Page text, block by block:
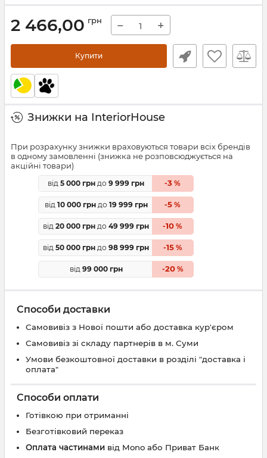
2 466,00 грн − +
Купити
Знижки на InteriorHouse
При розрахунку знижки враховуються товари всіх брендів
в одному замовленні (знижка не розповсюджується на
акційні товари)
від 5 000 грн до 9 999 грн -3 %
від 10 000 грндо 19 999 грн -5 %
від 20 000 грн до 49 999 грн -10 %
від 50 000 грн до 98 999 грн -15%
від 99 000 грн -20%
Способи доставки
Самовивіз з Нової пошти або доставка кур'єром
Самовивіз зі складу партнерів в м. Суми
Умови безкоштовної доставки в розділі "доставка і
оплата"
Способи оплати
Готівкою при отриманні
Безготівковий переказ
Оплата частинами від Mono або Приват Банк